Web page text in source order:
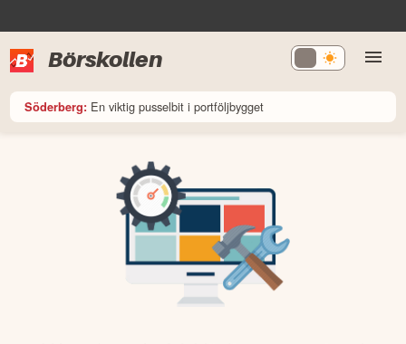
Börskollen
Söderberg: En viktig pusselbit i portföljbygget